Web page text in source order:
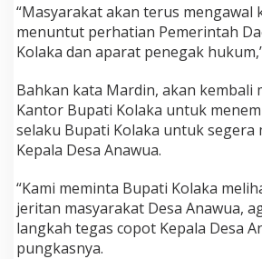
“Masyarakat akan terus mengawal
menuntut perhatian Pemerintah
Kolaka dan aparat penegak
Bahkan kata Mardin, akan kembali
Kantor Bupati Kolaka untuk
selaku Bupati Kolaka untuk segera
Kepala Desa Anawua.
“Kami meminta Bupati Kolaka
jeritan masyarakat Desa Anawua,
langkah tegas copot Kepala Desa
pungkasnya.